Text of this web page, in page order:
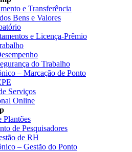
e Transferência
Bens e Valores
e Licença-Prêmio
do Trabalho
– Marcação de Ponto
Serviços
Online
Plantões
de Pesquisadores
de RH
– Gestão do Ponto